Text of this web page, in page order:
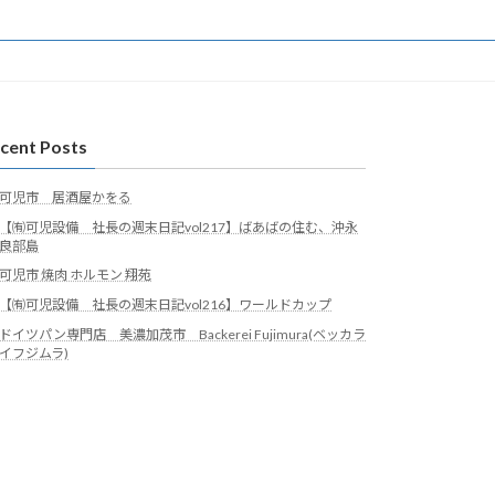
Posts
可児市 居酒屋かをる
【㈲可児設備 社長の週末日記vol217】ばあばの住む、沖永
良部島
可児市 焼肉 ホルモン 翔苑
【㈲可児設備 社長の週末日記vol216】ワールドカップ
ドイツパン専門店 美濃加茂市 Backerei Fujimura(ベッカラ
イフジムラ)